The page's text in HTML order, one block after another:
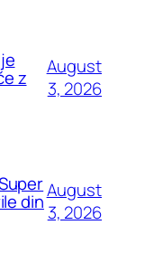
z
August
3, 2026
dinAugust
3, 2026